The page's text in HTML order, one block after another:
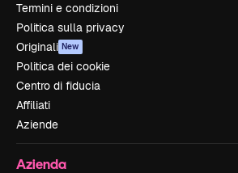
Termini e condizioni
Politica sulla privacy
Originali New
Politica dei cookie
Centro di fiducia
Affiliati
Aziende
Azienda